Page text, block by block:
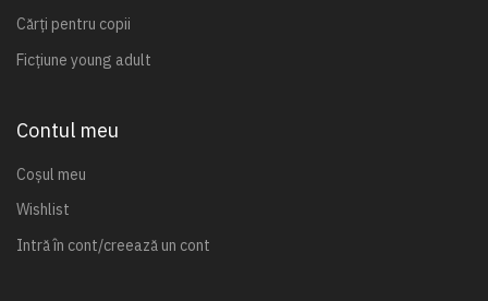
Cărți pentru copii
Ficțiune young adult
Contul meu
Coșul meu
Wishlist
Intră în cont/creează un cont